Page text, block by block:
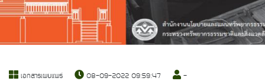
เอกสารเผยแพร่ 08-09-2022 09:59:47 -